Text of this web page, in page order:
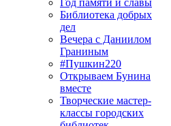
Год памяти и славы
Библиотека добрых
дел
Вечера с Даниилом
Граниным
#Пушкин220
Открываем Бунина
вместе
Творческие мастер-
классы городских